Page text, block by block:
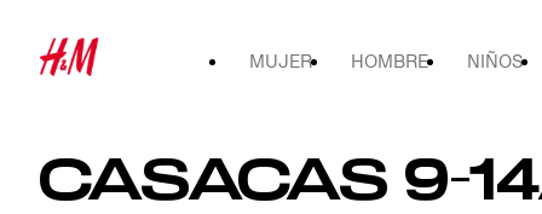
MUJER HOMBRE NIÑOS
CASACAS 9-